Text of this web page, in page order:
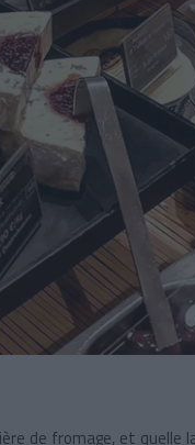
de fromage, et quelle